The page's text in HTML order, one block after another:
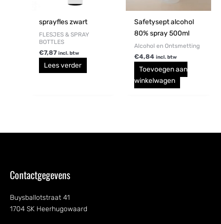
sprayfles zwart
FLESJES & SPRAY
BOTTLES
€7,87 incl. btw
Lees verder
Safetysept alcohol
80% spray 500ml
Alcohol en Ontsmetting
€4,84 incl. btw
Toevoegen aan
winkelwagen
Contactgegevens
Buysballotstraat 41
1704 SK Heerhugowaard